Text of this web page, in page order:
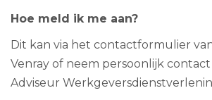
Hoe meld ik me aan?
Dit kan via het contactformulier
Venray of neem persoonlijk
Adviseur